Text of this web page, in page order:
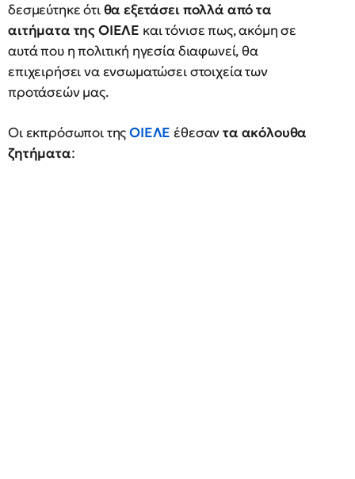
δεσμεύτηκε ότιθα εξετάσει πολλά από τα
αιτήματα της ΟΙΕΛΕ και τόνισε πως, ακόμη σε
αυτά που η πολιτική ηγεσία διαφωνεί, θα
επιχειρήσει να ενσωματώσει στοιχεία των
προτάσεών μας.
Οι εκπρόσωποι τηςΟΙΕΛΕ έθεσαντα ακόλουθα
ζητήματα: